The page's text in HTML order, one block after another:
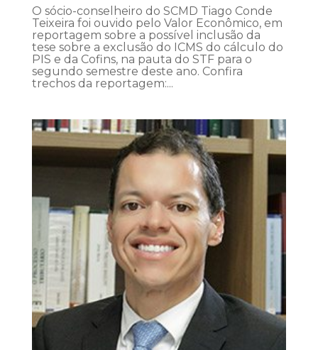
O sócio-conselheiro do SCMD Tiago Conde
Teixeira foi ouvido pelo Valor Econômico, em
reportagem sobre a possível inclusão da
tese sobre a exclusão do ICMS do cálculo do
PIS e da Cofins, na pauta do STF para o
segundo semestre deste ano. Confira
trechos da reportagem:...